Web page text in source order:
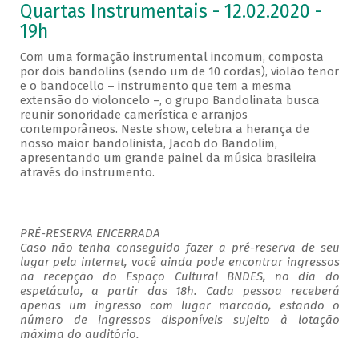
Quartas Instrumentais - 12.02.2020 -
19h
Com uma formação instrumental incomum, composta
por dois bandolins (sendo um de 10 cordas), violão tenor
e o bandocello – instrumento que tem a mesma
extensão do violoncelo –, o grupo Bandolinata busca
reunir sonoridade camerística e arranjos
contemporâneos. Neste show, celebra a herança de
nosso maior bandolinista, Jacob do Bandolim,
apresentando um grande painel da música brasileira
através do instrumento.
PRÉ-RESERVA ENCERRADA
Caso não tenha conseguido fazer a pré-reserva de seu
lugar pela internet, você ainda pode encontrar ingressos
na recepção do Espaço Cultural BNDES, no dia do
espetáculo, a partir das 18h. Cada pessoa receberá
apenas um ingresso com lugar marcado, estando o
número de ingressos disponíveis sujeito à lotação
máxima do auditório.